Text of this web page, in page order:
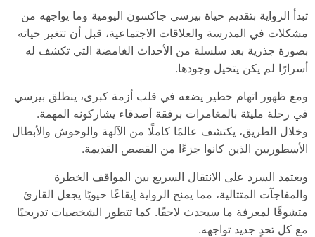
تبدأ الرواية بتقديم حياة بيرسي جاكسون اليومية وما يواجهه من
مشكلات في المدرسة والعلاقات الاجتماعية، قبل أن تتغير حياته
بصورة جذرية بعد سلسلة من الأحداث الغامضة التي تكشف له
أسرارًا لم يكن يتخيل وجودها.
ومع ظهور اتهام خطير يضعه في قلب أزمة كبرى، ينطلق بيرسي
في رحلة مليئة بالمغامرات برفقة أصدقاء يشاركونه المهمة.
وخلال الطريق، يكتشف عالمًا كاملًا من الآلهة والوحوش والأبطال
الأسطوريين الذين كانوا جزءًا من القصص القديمة.
ويعتمد السرد على الانتقال السريع بين المواقف الخطرة
والمفاجآت المتتالية، مما يمنح الرواية إيقاعًا حيويًا يجعل القارئ
متشوقًا لمعرفة ما سيحدث لاحقًا. كما تتطور الشخصيات تدريجيًا
مع كل تحدٍ جديد تواجهه.